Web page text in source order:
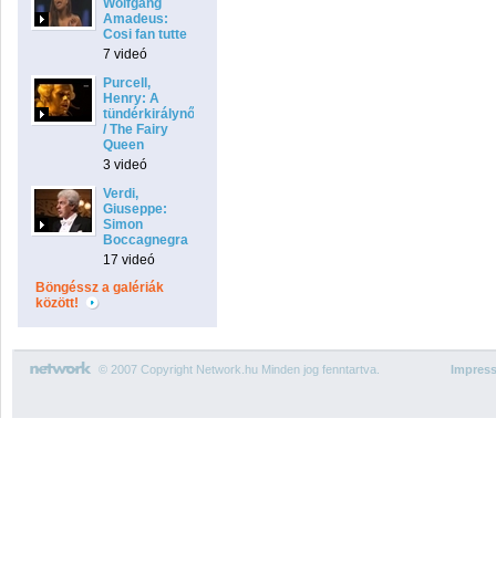
Wolfgang
Amadeus:
Cosi fan tutte
7 videó
Purcell,
Henry: A
tündérkirálynő
/ The Fairy
Queen
3 videó
Verdi,
Giuseppe:
Simon
Boccagnegra
17 videó
Böngéssz a galériák
között!
© 2007 Copyright Network.hu Minden jog fenntartva.